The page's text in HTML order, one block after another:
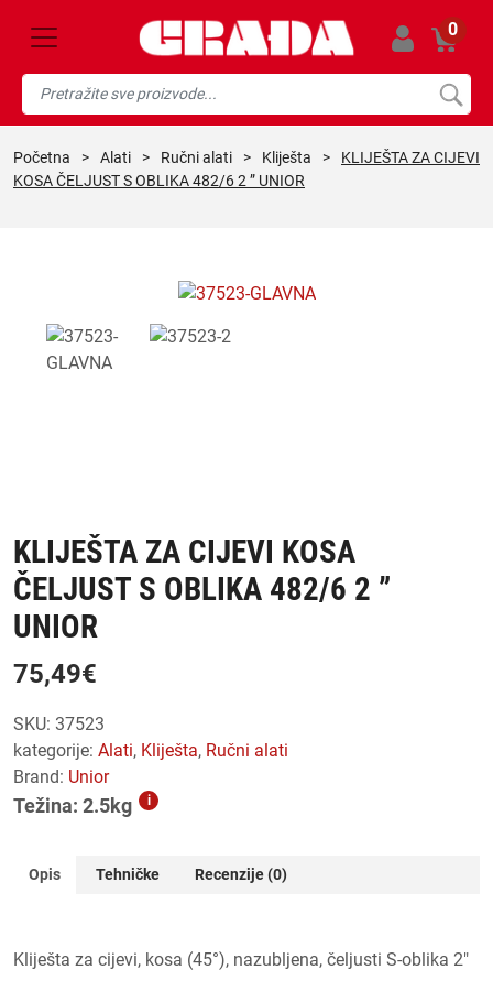
0
početna > alati > ručni alati > kliješta >
KLIJEŠTA ZA CIJEVI
KOSA ČELJUST S OBLIKA 482/6 2 ” UNIOR
KLIJEŠTA ZA CIJEVI KOSA
ČELJUST S OBLIKA 482/6 2 ”
UNIOR
75,49€
SKU: 37523
kategorije:
alati, kliješta,
ručni alati
Brand: Unior
Težina: 2.5kg i
Opis Tehničke Recenzije (0)
Kliješta za cijevi, kosa (45°), nazubljena, čeljusti S-oblika 2″